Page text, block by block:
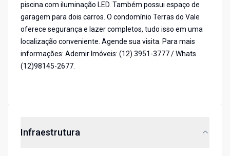
piscina com iluminação LED. Também possui espaço de
garagem para dois carros. O condomínio Terras do Vale
oferece segurança e lazer completos, tudo isso em uma
localização conveniente. Agende sua visita. Para mais
informações: Ademir Imóveis: (12) 3951-3777 / Whats
(12)98145-2677.
Infraestrutura